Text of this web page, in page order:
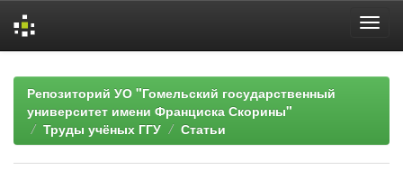
navigationРепозиторий УО "Гомельский государственный
университет имени Франциска Скорины"
Труды учёных ГГУ
Статьи